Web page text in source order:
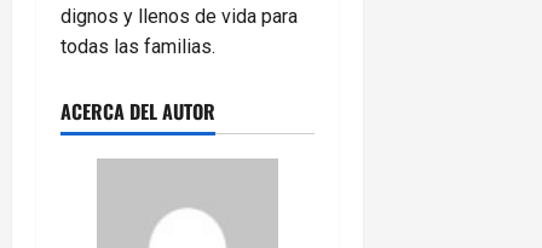
dignos y llenos de vida para
todas las familias.
ACERCA DEL AUTOR